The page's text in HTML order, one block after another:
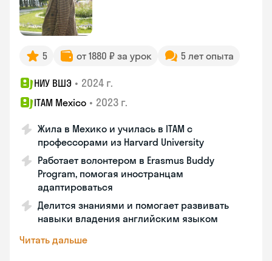
5 от 1880 ₽ за урок 5 лет опыта
НИУ ВШЭ • 2024 г.
ITAM Mexico • 2023 г.
Жила в Мехико и училась в ITAM с
профессорами из Harvard University
Работает волонтером в Erasmus Buddy
Program, помогая иностранцам
адаптироваться
Делится знаниями и помогает развивать
навыки владения английским языком
Читать дальше